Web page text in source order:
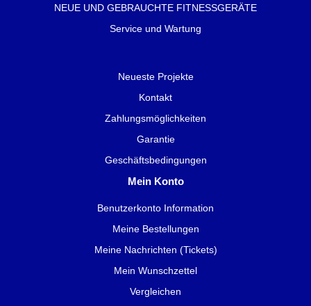
NEUE UND GEBRAUCHTE FITNESSGERÄTE
Service und Wartung
Neueste Projekte
Kontakt
Zahlungsmöglichkeiten
Garantie
Geschäftsbedingungen
Mein Konto
Benutzerkonto Information
Meine Bestellungen
Meine Nachrichten (Tickets)
Mein Wunschzettel
Vergleichen